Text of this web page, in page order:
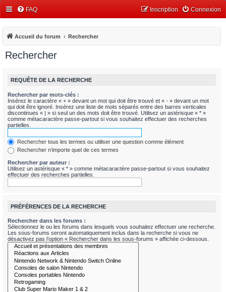
FAQ Connexion
Inscription
Accueil du forum Rechercher
Rechercher
REQUÊTE DE LA RECHERCHE
Rechercher par mots-clés :
Insérez le caractère « + » devant un mot qui doit être trouvé et « - » devant un mot
qui doit être ignoré. Insérez une liste de mots séparés entre des barres verticales
discontinues « | » si seul un des mots doit être trouvé. Utilisez un astérisque « * »
comme métacaractère passe-partout si vous souhaitez effectuer des recherches
partielles.
Rechercher tous les termes ou utiliser une question comme élément
Rechercher n’importe quel de ces termes
Rechercher par auteur :
Utilisez un astérisque « * » comme métacaractère passe-partout si vous souhaitez
effectuer des recherches partielles.
PRÉFÉRENCES DE LA RECHERCHE
Rechercher dans les forums :
Sélectionnez le ou les forums dans lesquels vous souhaitez effectuer une recherche.
Les sous-forums seront automatiquement inclus dans la recherche si vous ne
désactivez pas l’option « Rechercher dans les sous-forums » affichée ci-dessous.